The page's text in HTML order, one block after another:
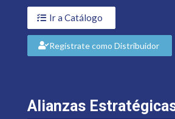
Ir a Catálogo
Regístrate como Distribuidor
Alianzas